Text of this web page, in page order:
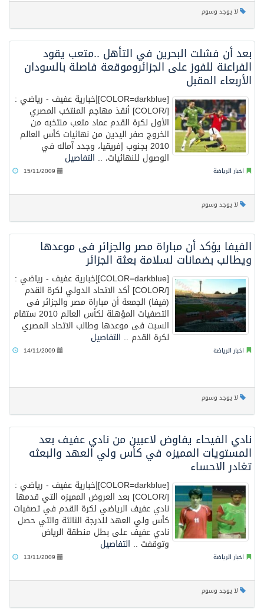
لا يوجد وسوم
بعد أن فشلت البحرين في التأهل ..متعب يقود
الفراعنة للفوز على الجزائروموقعة فاصلة بالسودان
الأربعاء المقبل
[COLOR=darkblue]إخبارية عفيف - رياضي :
[/COLOR] أنقذ مهاجم المنتخب المصري
الأول لكرة القدم عماد متعب منتخبه من
الخروج صفر اليدين من نهائيات كأس العالم
2010 بجنوب إفريقيا، وجدد آماله في
الوصول للنهائيات، .. التفاصيل
اخبار الرياضة 15/11/2009
لا يوجد وسوم
الفيفا يؤكد أن مباراة مصر والجزائر فى موعدها
ويطالب بضمانات لسلامة بعثة الجزائر
[COLOR=darkblue]إخبارية عفيف - رياضي :
[/COLOR] أكد الاتحاد الدولي لكرة القدم
(فيفا) الجمعة أن مباراة مصر والجزائر فى
التصفيات المؤهلة لكأس العالم 2010 ستقام
السبت فى موعدها وطالب الاتحاد المصري
لكرة القدم .. التفاصيل
اخبار الرياضة 14/11/2009
لا يوجد وسوم
نادي الفيحاء يفاوض لاعبين من نادي عفيف بعد
المستويات المميزه في كأس ولي العهد والبعثه
تغادر الاحساء
[COLOR=darkblue]إخبارية عفيف - رياضي :
[/COLOR] بعد العروض المميزه التي قدمها
نادي عفيف الرياضي لكرة القدم في تصفيات
كأس ولي العهد للدرجة الثالثة والتي حصل
نادي عفيف على بطل منطقة الرياض
وتوقفت .. التفاصيل
اخبار الرياضة 13/11/2009
لا يوجد وسوم